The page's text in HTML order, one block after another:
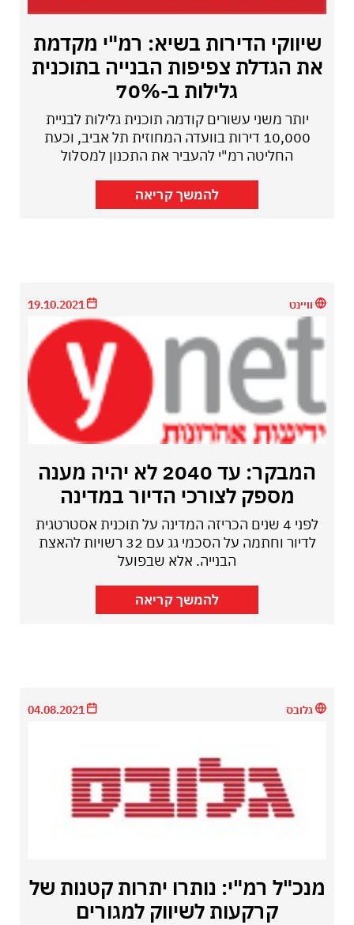
שיווקי הדירות בשיא: רמ"י מקדמת
את הגדלת צפיפות הבנייה בתוכנית
גלילות ב-70%
יותר משני עשורים קודמה תוכנית גלילות לבניית
10,000 דירות בוועדה המחוזית תל אביב, וכעת
החליטה רמ"י להעביר את התכנון למסלול
להמשך קריאה
וויינט
המבקר: עד 2040 לא יהיה מענה
מספק לצורכי הדיור במדינה
לפני 4 שנים הכריזה המדינה על תוכנית אסטרטגית
לדיור וחתמה על הסכמי גג עם 32 רשויות להאצת
הבנייה. אלא שבפועל
להמשך קריאה
גלובס
מנכ"ל רמ"י: נותרו יתרות קטנות של
קרקעות לשיווק למגורים